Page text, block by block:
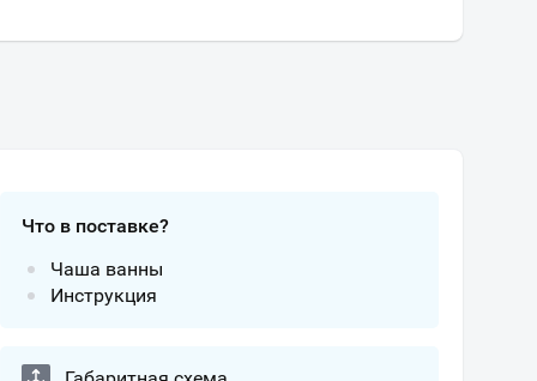
Что в поставке?
Чаша ванны
Инструкция